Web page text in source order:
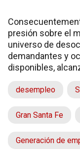
presión sobre el
universo de
demandantes y
disponibles,
desempleo
Gran Santa Fe
Generación de